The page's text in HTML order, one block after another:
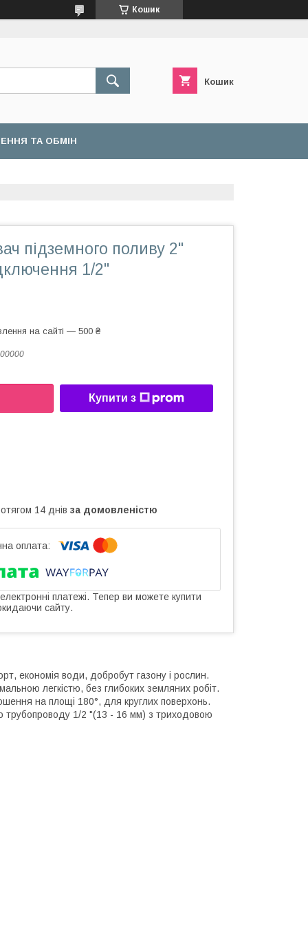
Кошик
Кошик
ТА ОБМІН
підземного поливу 2"
1/2"
на сайті — 500 ₴
Купити з
14 днів за домовленістю
платежі. Тепер ви можете купити
сайту.
економія води, добробут газону і рослин.
легкістю, без глибоких земляних робіт.
на площі 180°, для круглих поверхонь.
трубопроводу 1/2 "(13 - 16 мм) з триходовою